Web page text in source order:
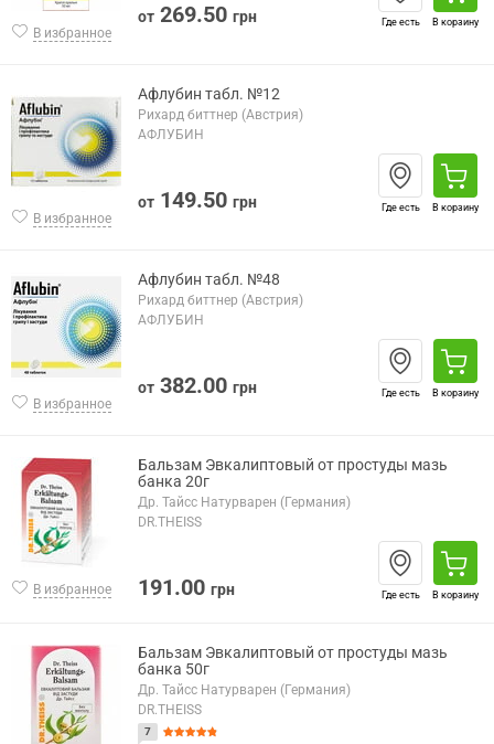
В избранное
от 269.50 грн Где есть В корзину
В избранное
Афлубин табл. №12
Рихард биттнер (Австрия)
АФЛУБИН
от 149.50 грн Где есть В корзину
В избранное
Афлубин табл. №48
Рихард биттнер (Австрия)
АФЛУБИН
от 382.00 грн Где есть В корзину
В избранное
Бальзам Эвкалиптовый от простуды мазь
банка 20г
Др. Тайсс Натурварен (Германия)
DR.THEISS
191.00 грн Где есть В корзину
Бальзам Эвкалиптовый от простуды мазь
банка 50г
Др. Тайсс Натурварен (Германия)
DR.THEISS
7